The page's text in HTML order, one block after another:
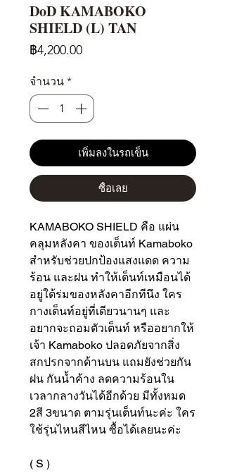
DoD KAMABOKO
SHIELD (L) TAN
฿4,200.00ราคา
จำนวน *
เพิ่มลงในรถเข็น
ซื้อเลย
KAMABOKO SHIELD คือ แผ่น
คลุมหลังคา ของเต็นท์ Kamaboko
สำหรับช่วยปกป้องแสงแดด ความ
ร้อน และฝน ทำให้เต็นท์เหมือนได้
อยู่ใต้ร่มของหลังคาอีกทีนึง ใคร
กางเต็นท์อยู่ที่เดียวนานๆ และ
อยากจะถอมตัวเต็นท์ หรืออยากให้
เจ้า Kamaboko ปลอดภัยจากสิ่ง
สกปรกจากด้านบน แถมยังช่วยกัน
ฝน กันน้ำค้าง ลดความร้อนใน
เวลากลางวันได้อีกด้วย มีทั้งหมด
2สี 3ขนาด ตามรุ่นเต็นท์นะค่ะ ใคร
ใช้รุ่นไหนสีไหน ซื้อได้เลยนะค่ะ
( S )